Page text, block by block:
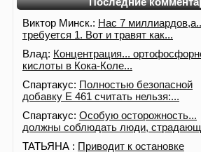
Виктор Минск.: Нас 7
требуется 1. Вот и травят как...
Влад: Концентрация...
кислоты в Кока-Коле...
Спартакус: Полностью безопасной
добавку Е 461 считать нельзя:...
Спартакус: Особую осторожность...
должны соблюдать люди,
ТАТЬЯНА : Приводит к остановке